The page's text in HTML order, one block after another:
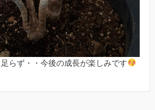
らず・・今後の成長が楽しみです